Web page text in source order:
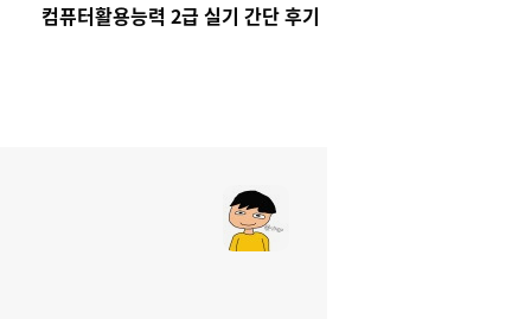
컴퓨터활용능력 2급 실기 간단 후기